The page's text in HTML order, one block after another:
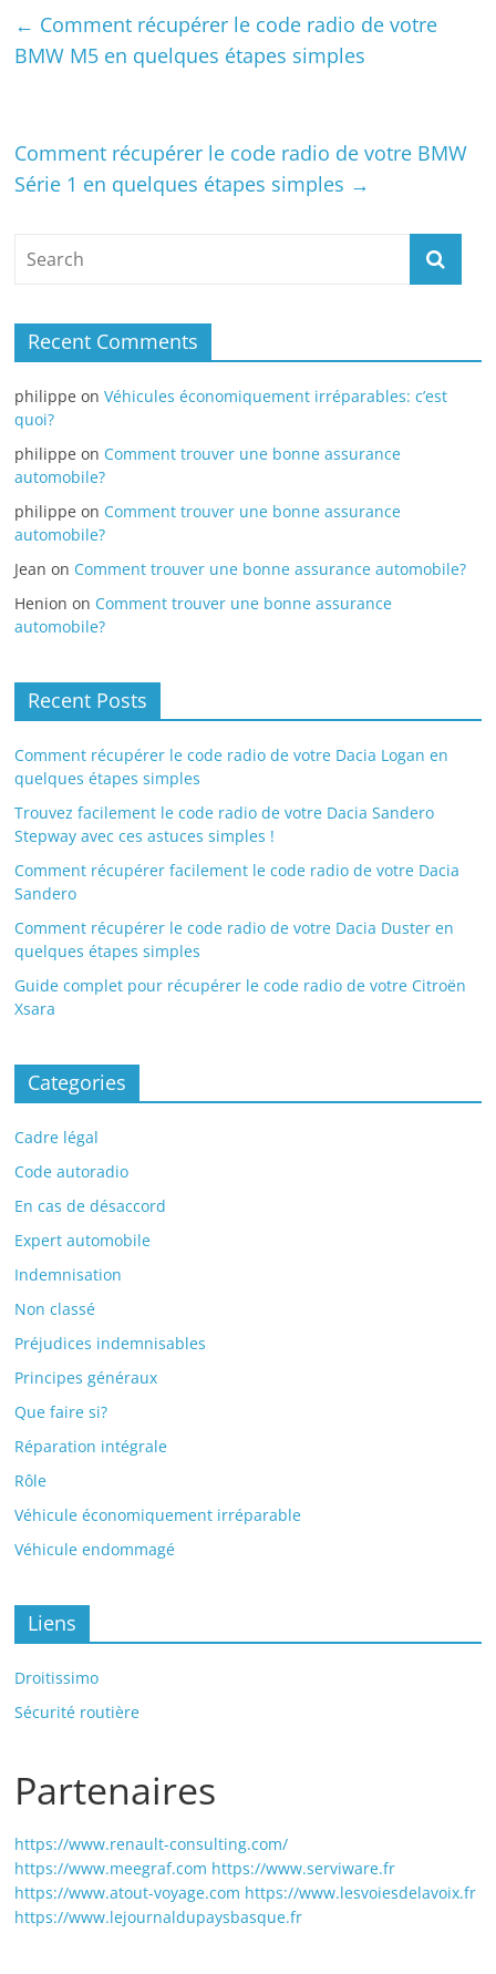
← Comment récupérer le code radio de votre
BMW M5 en quelques étapes simples
Comment récupérer le code radio de votre BMW
Série 1 en quelques étapes simples →
Recent Comments
philippe onVéhicules économiquement irréparables: c’est
quoi?
philippe on Comment trouver une bonne assurance
automobile?
philippe on Comment trouver une bonne assurance
automobile?
Jean on Comment trouver une bonne assurance automobile?
Henion on Comment trouver une bonne assurance
automobile?
Recent Posts
Comment récupérer le code radio de votre Dacia Logan en
quelques étapes simples
Trouvez facilement le code radio de votre Dacia Sandero
Stepway avec ces astuces simples !
Comment récupérer facilement le code radio de votre Dacia
Sandero
Comment récupérer le code radio de votre Dacia Duster en
quelques étapes simples
Guide complet pour récupérer le code radio de votre Citroën
Xsara
Categories
Cadre légal
Code autoradio
En cas de désaccord
Expert automobile
Indemnisation
Non classé
Préjudices indemnisables
Principes généraux
Que faire si?
Réparation intégrale
Rôle
Véhicule économiquement irréparable
Véhicule endommagé
Liens
Droitissimo
Sécurité routière
Partenaires
https://www.renault-consulting.com/
https://www.meegraf.com https://www.serviware.fr
https://www.atout-voyage.com https://www.lesvoiesdelavoix.fr
https://www.lejournaldupaysbasque.fr